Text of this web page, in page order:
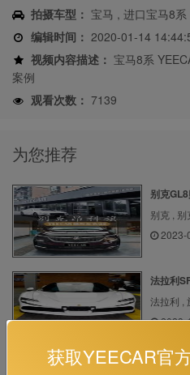
拍摄车型： 宝马 , 进口宝马8系
编辑时间： 2020-01-14
视频内容描述： 宝马8系
案例
观看次数： 7139
为您推荐
别克
别克 ,
2023-
法拉利
法拉利 ,
2023-
奔驰
获取YEECAR官